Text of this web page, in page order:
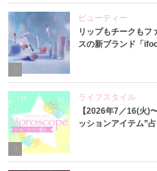
ビューティー
リップもチークも
スの新ブランド「
3
ライフスタイル
【2026年7／16(火)
ッションアイテム”